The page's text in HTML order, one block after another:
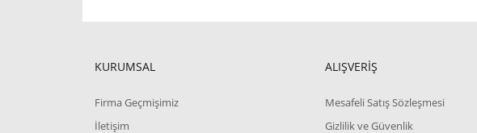
KURUMSAL
Firma Geçmişimiz
İletişim
ALIŞVERİŞ
Mesafeli Satış Sözleşmesi
Gizlilik ve Güvenlik